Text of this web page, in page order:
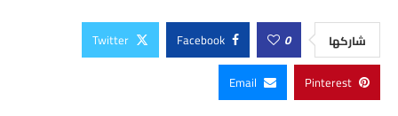
شاركها 0
Facebook
Twitter
Pinterest
Email